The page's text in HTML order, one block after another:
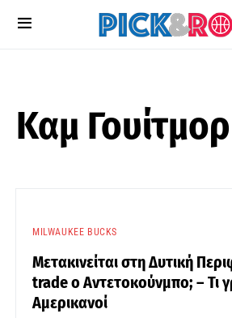
Καμ Γουίτμορ
MILWAUKEE BUCKS
Μετακινείται στη Δυτική
trade ο Αντετοκούνμπο; – Τι
Αμερικανοί